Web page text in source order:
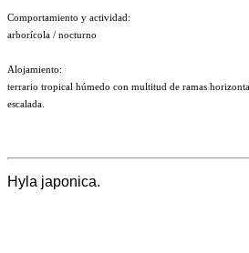
Comportamiento y actividad:
arborícola / nocturno
Alojamiento:
terrario tropical húmedo con multitud de ramas
escalada.
Hyla japonica.